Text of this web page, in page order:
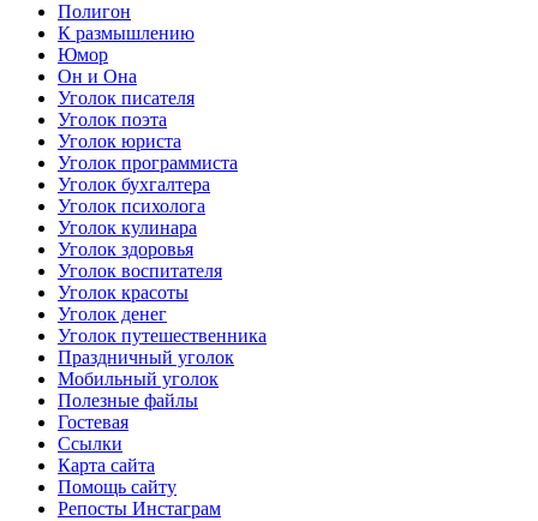
Полигон
К размышлению
Юмор
Он и Она
Уголок писателя
Уголок поэта
Уголок юриста
Уголок программиста
Уголок бухгалтера
Уголок психолога
Уголок кулинара
Уголок здоровья
Уголок воспитателя
Уголок красоты
Уголок денег
Уголок путешественника
Праздничный уголок
Мобильный уголок
Полезные файлы
Гостевая
Ссылки
Карта сайта
Помощь сайту
Репосты Инстаграм